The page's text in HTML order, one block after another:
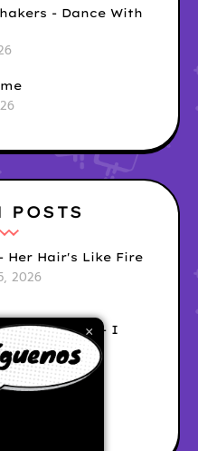
×
- Dance With
POSTS
Her Hair's Like Fire
2026
Rollercoaster - I
2026
2026